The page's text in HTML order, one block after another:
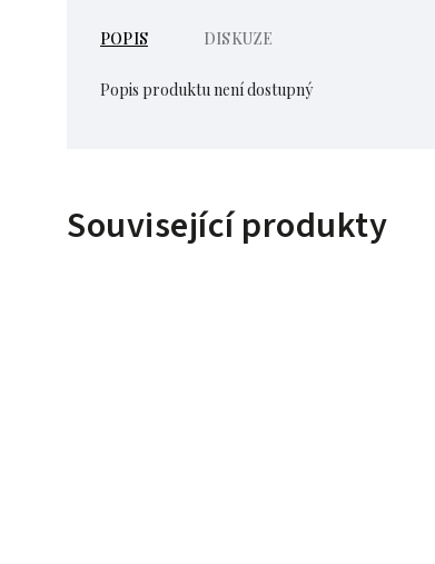
POPIS DISKUZE
Popis produktu není dostupný
Související produkty